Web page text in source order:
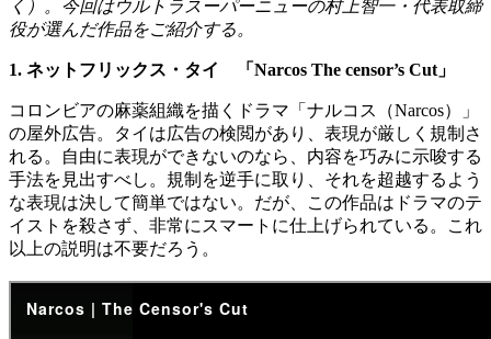
く）。今回はウルトラスーパーニューの村上智一・代表取締
役が選んだ作品をご紹介する。
1. ネットフリックス・タイ 「Narcos The censor’s Cut」
コロンビアの麻薬組織を描くドラマ「ナルコス（Narcos）」
の屋外広告。タイは広告の検閲があり、表現が厳しく規制さ
れる。自由に表現ができないのなら、内容を巧みに示唆する
手法を見出すべし。規制を逆手に取り、それを超越するよう
な表現は決して簡単ではない。だが、この作品はドラマのテ
イストを殺さず、非常にスマートに仕上げられている。これ
以上の説明は不要だろう。